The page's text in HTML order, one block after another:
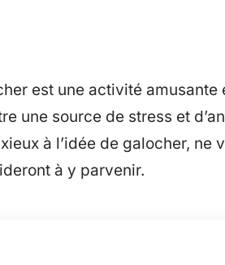
est une activité amusante
une source de stress et
à l’idée de galocher, ne
à y parvenir.